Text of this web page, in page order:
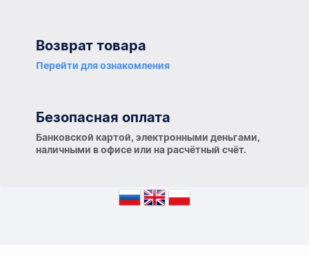
Возврат товара
Перейти для ознакомления
Безопасная оплата
Банковской картой, электронными деньгами,
наличными в офисе или на расчётный счёт.